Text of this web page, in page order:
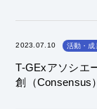
2023.07.10 活動・成
T-GExアソシエ
創（Consensus